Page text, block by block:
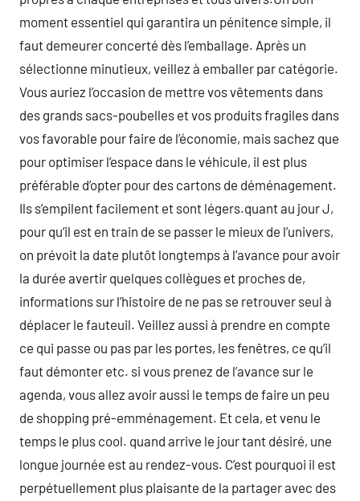
moment essentiel qui garantira un pénitence simple, il
faut demeurer concerté dès l’emballage. Après un
sélectionne minutieux, veillez à emballer par catégorie.
Vous auriez l’occasion de mettre vos vêtements dans
des grands sacs-poubelles et vos produits fragiles dans
vos favorable pour faire de l’économie, mais sachez que
pour optimiser l’espace dans le véhicule, il est plus
préférable d’opter pour des cartons de déménagement.
Ils s’empilent facilement et sont légers.quant au jour J,
pour qu’il est en train de se passer le mieux de l’univers,
on prévoit la date plutôt longtemps à l’avance pour avoir
la durée avertir quelques collègues et proches de,
informations sur l’histoire de ne pas se retrouver seul à
déplacer le fauteuil. Veillez aussi à prendre en compte
ce qui passe ou pas par les portes, les fenêtres, ce qu’il
faut démonter etc. si vous prenez de l’avance sur le
agenda, vous allez avoir aussi le temps de faire un peu
de shopping pré-emménagement. Et cela, et venu le
temps le plus cool. quand arrive le jour tant désiré, une
longue journée est au rendez-vous. C’est pourquoi il est
perpétuellement plus plaisante de la partager avec des